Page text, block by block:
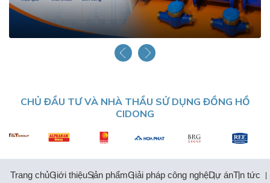
CHỦ ĐẦU TƯ VÀ NHÀ THẦU SỬ DỤNG ĐỒNG HỒ
CIDONG
Trang chủGiới thiệuSản phẩmGiải pháp công nghệDự ánTin tức